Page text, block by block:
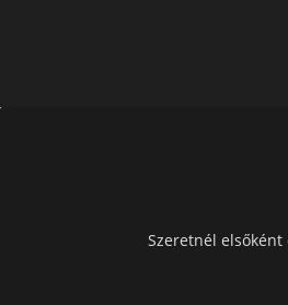
Szeretnél